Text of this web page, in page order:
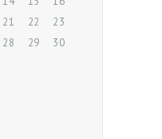
21 22
23
28 29
30